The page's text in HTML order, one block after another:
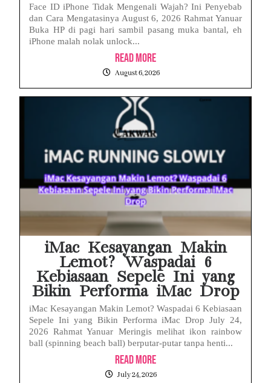
Face ID iPhone Tidak Mengenali Wajah? Ini Penyebab
dan Cara Mengatasinya August 6, 2026 Rahmat Yanuar
Buka HP di pagi hari sambil pasang muka bantal, eh
iPhone malah nolak unlock...
Read More
August 6, 2026
iMac Kesayangan Makin
Lemot? Waspadai 6
Kebiasaan Sepele Ini yang
Bikin Performa iMac Drop
iMac Kesayangan Makin Lemot? Waspadai 6 Kebiasaan
Sepele Ini yang Bikin Performa iMac Drop July 24,
2026 Rahmat Yanuar Meringis melihat ikon rainbow
ball (spinning beach ball) berputar-putar tanpa henti...
Read More
July 24, 2026